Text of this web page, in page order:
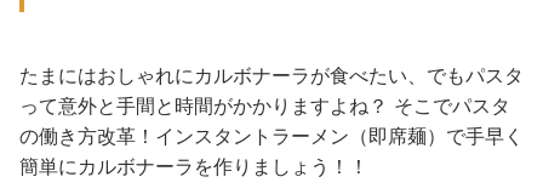
たまにはおしゃれにカルボナーラが食べたい、でもパスタ
って意外と手間と時間がかかりますよね？ そこでパスタ
の働き方改革！インスタントラーメン（即席麺）で手早く
簡単にカルボナーラを作りましょう！！